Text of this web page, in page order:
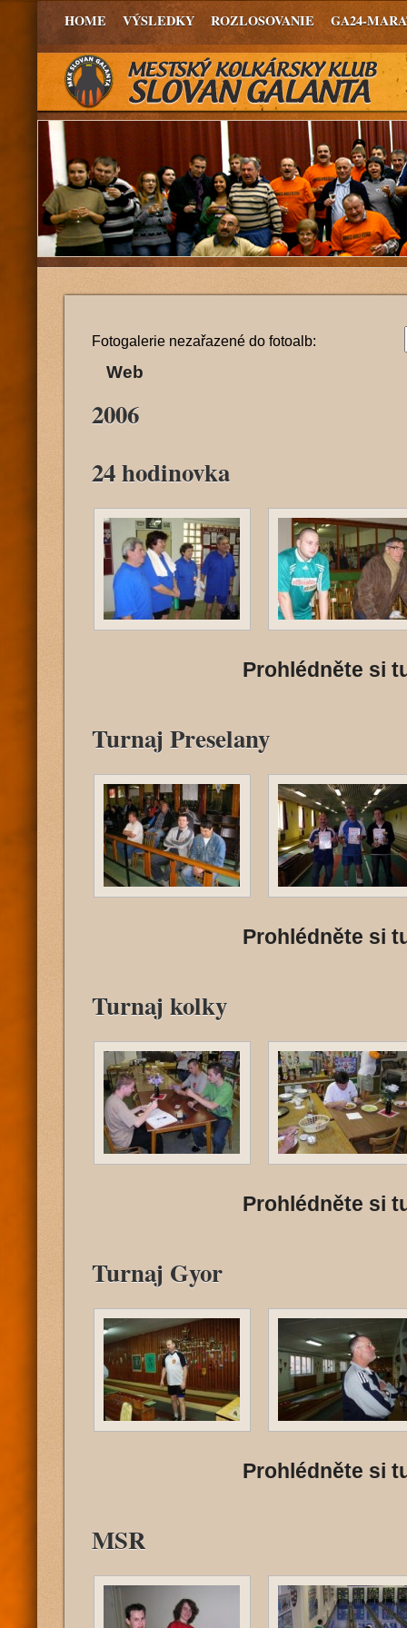
HOME VÝSLEDKY ROZLOSOVANIE GA24-
Fotogalerie nezařazené do fotoalb:
Web
2006
24 hodinovka
Prohlédněte si
Turnaj Preselany
Prohlédněte si
Turnaj kolky
Prohlédněte si
Turnaj Gyor
Prohlédněte si
MSR